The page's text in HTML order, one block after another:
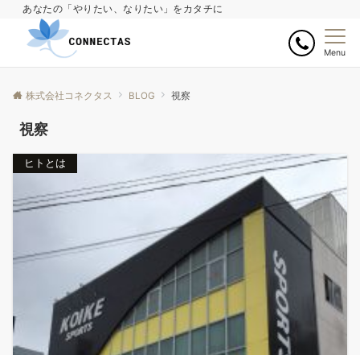
あなたの「やりたい、なりたい」をカタチに
Menu
株式会社コネクタス BLOG 視察
視察
ヒトとは